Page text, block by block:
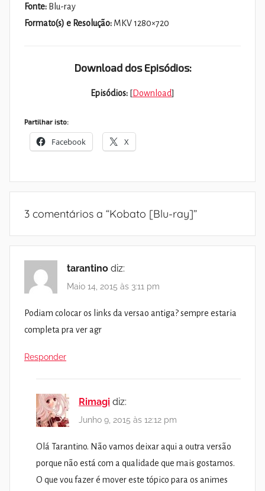
Fonte: Blu-ray
Formato(s) e Resolução: MKV 1280×720
Download dos Episódios:
Episódios: [Download]
Partilhar isto:
Facebook X
3 comentários a “Kobato [Blu-ray]”
tarantino diz:
Maio 14, 2015 às 3:11 pm
Podiam colocar os links da versao antiga? sempre estaria
completa pra ver agr
Responder
Rimagi diz:
Junho 9, 2015 às 12:12 pm
Olá Tarantino. Não vamos deixar aqui a outra versão
porque não está com a qualidade que mais gostamos.
O que vou fazer é mover este tópico para os animes